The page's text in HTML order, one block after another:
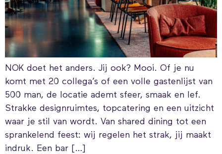
NOK doet het anders. Jij ook? Mooi. Of je nu
komt met 20 collega’s of een volle gastenlijst van
500 man, de locatie ademt sfeer, smaak en lef.
Strakke designruimtes, topcatering en een uitzicht
waar je stil van wordt. Van shared dining tot een
sprankelend feest: wij regelen het strak, jij maakt
indruk. Een bar […]